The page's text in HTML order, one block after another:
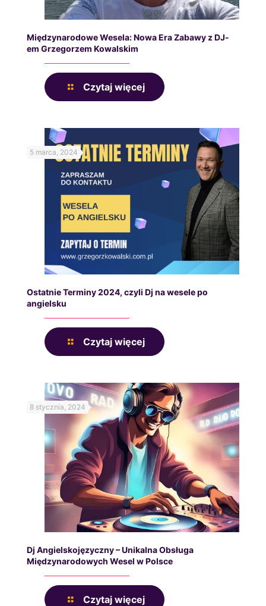
Międzynarodowe Wesela: Nowa Era Zabawy z DJ-
em Grzegorzem Kowalskim
Czytaj więcej
5 marca, 2024
Ostatnie Terminy 2024, czyli Dj na wesele po
angielsku
Czytaj więcej
8 stycznia, 2024
Dj Angielskojęzyczny – Unikalna Obsługa
Międzynarodowych Wesel w Polsce
Czytaj więcej